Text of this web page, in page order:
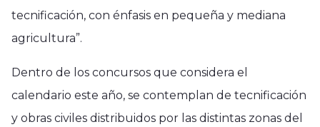
tecnificación, con énfasis en pequeña y mediana
agricultura”.
Dentro de los concursos que considera el
calendario este año, se contemplan de tecnificación
y obras civiles distribuidos por las distintas zonas del